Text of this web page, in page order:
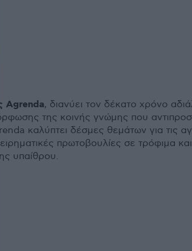
Agrenda, διανύει τον δέκατο χρόνο
της κοινής γνώµης που
καλύπτει δέσµες θεµάτων για τις
πρωτοβουλίες σε τρόφιµα
υπαίθρου.